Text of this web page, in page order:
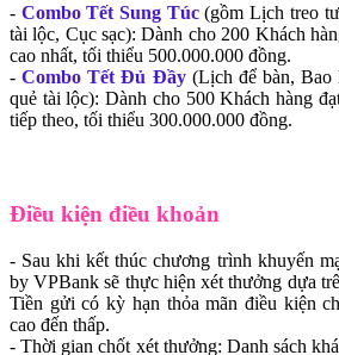
- Combo Tết Sung Túc(gồm Lịch treo
tài lộc, Cục sạc): Dành cho 200 Khách
cao nhất, tối thiểu 500.000.000 đồng.
-Combo Tết Đủ Đầy (Lịch để bàn,
quẻ tài lộc): Dành cho 500 Khách hàng
tiếp theo, tối thiểu 300.000.000 đồng.
Điều kiện điều khoản
- Sau khi kết thúc chương trình khuyến
by VPBank sẽ thực hiện xét thưởng dựa
Tiền gửi có kỳ hạn thỏa mãn điều kiện
cao đến thấp.
- Thời gian chốt xét thưởng: Danh sách